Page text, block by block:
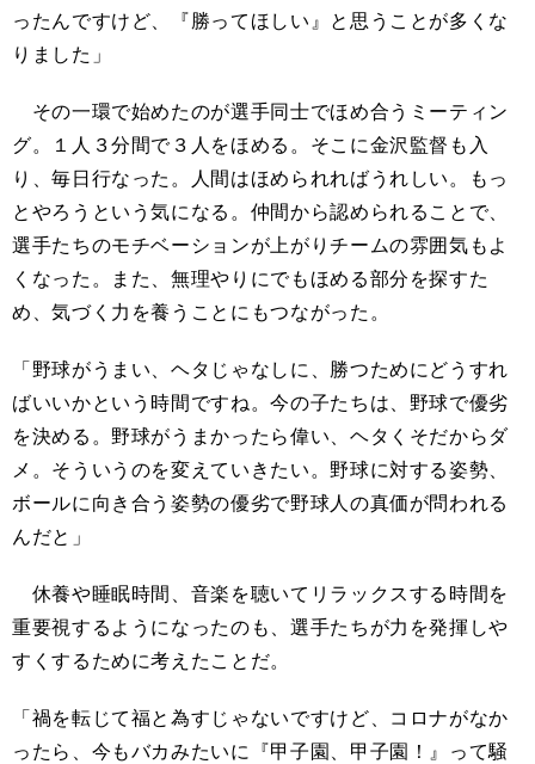
ったんですけど、『勝ってほしい』と思うことが多くな
りました」
その一環で始めたのが選手同士でほめ合うミーティン
グ。１人３分間で３人をほめる。そこに金沢監督も入
り、毎日行なった。人間はほめられればうれしい。もっ
とやろうという気になる。仲間から認められることで、
選手たちのモチベーションが上がりチームの雰囲気もよ
くなった。また、無理やりにでもほめる部分を探すた
め、気づく力を養うことにもつながった。
「野球がうまい、ヘタじゃなしに、勝つためにどうすれ
ばいいかという時間ですね。今の子たちは、野球で優劣
を決める。野球がうまかったら偉い、ヘタくそだからダ
メ。そういうのを変えていきたい。野球に対する姿勢、
ボールに向き合う姿勢の優劣で野球人の真価が問われる
んだと」
休養や睡眠時間、音楽を聴いてリラックスする時間を
重要視するようになったのも、選手たちが力を発揮しや
すくするために考えたことだ。
「禍を転じて福と為すじゃないですけど、コロナがなか
ったら、今もバカみたいに『甲子園、甲子園！』って騒